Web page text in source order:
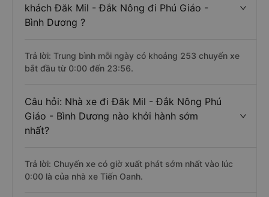
khách Đăk Mil - Đắk Nông đi Phú Giáo -
Bình Dương ?
Trả lời: Trung bình mỗi ngày có khoảng 253 chuyến xe
bắt đầu từ 0:00 đến 23:56.
Câu hỏi: Nhà xe đi Đăk Mil - Đắk Nông Phú
Giáo - Bình Dương nào khởi hành sớm
nhất?
Trả lời: Chuyến xe có giờ xuất phát sớm nhất vào lúc
0:00 là của nhà xe Tiến Oanh.